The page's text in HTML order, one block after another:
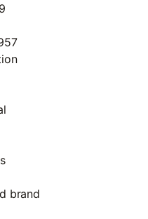
brand